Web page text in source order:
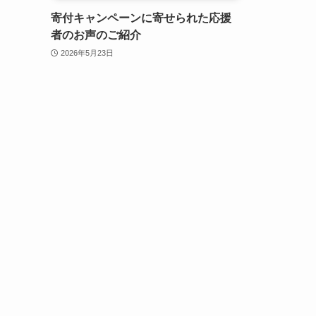
寄付キャンペーンに寄せられた応援
者のお声のご紹介
2026年5月23日